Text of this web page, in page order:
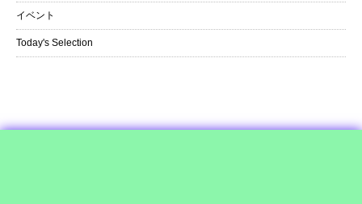
イベント
Today's Selection